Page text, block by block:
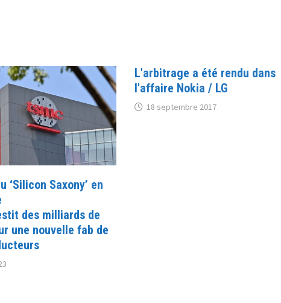
‘Silicon Saxony’ en
des milliards de
une nouvelle fab de
L'arbitrage a été rendu dans
l'affaire Nokia / LG
18 septembre 2017